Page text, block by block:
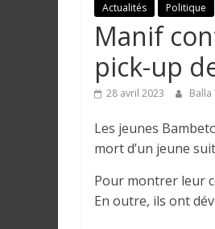
g
u
e
Actualités Politique
Manif
pick-up
28 avril 2023
Les jeunes
mort d’un jeune
Pour montrer leur
En outre, ils ont